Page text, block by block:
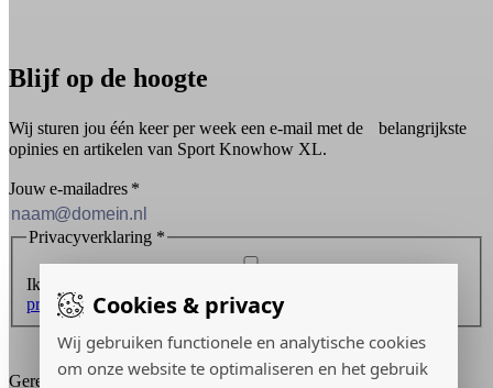
Cookies & privacy
Wij gebruiken functionele en analytische cookies
om onze website te optimaliseren en het gebruik
Blijf op de hoogte
Wij sturen jou één keer per week een e-mail met de belangrijkste
opinies en artikelen van Sport Knowhow XL.
Jouw e-mailadres *
Privacyverklaring *
Ik ontvang graag de nieuwsbrief en ga akkoord met de
privacyverklaring.
Inschrijven
Gerealiseerd door: